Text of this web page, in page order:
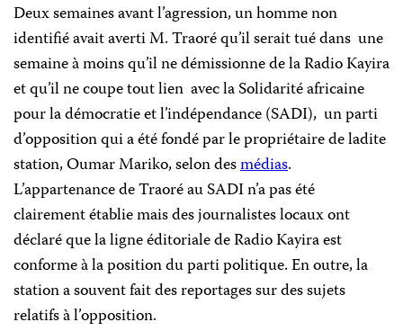
Deux semaines avant l’agression, un homme non
identifié avait averti M. Traoré qu’il serait tué dans une
semaine à moins qu’il ne démissionne de la Radio Kayira
et qu’il ne coupe tout lien avec la Solidarité africaine
pour la démocratie et l’indépendance (SADI), un parti
d’opposition qui a été fondé par le propriétaire de ladite
station, Oumar Mariko, selon desmédias.
L’appartenance de Traoré au SADI n’a pas été
clairement établie mais des journalistes locaux ont
déclaré que la ligne éditoriale de Radio Kayira est
conforme à la position du parti politique. En outre, la
station a souvent fait des reportages sur des sujets
relatifs à l’opposition.